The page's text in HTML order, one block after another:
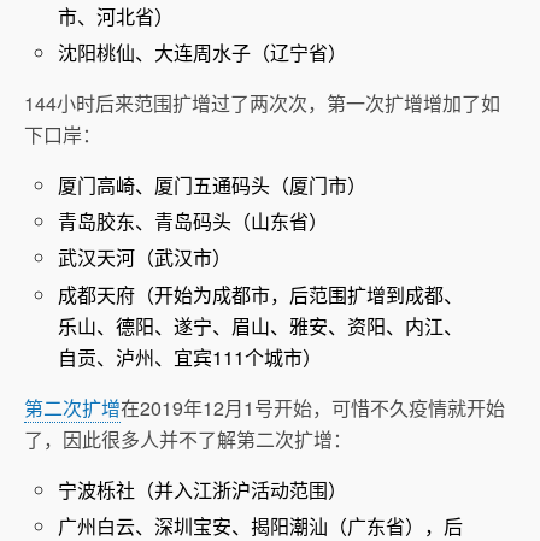
市、河北省）
沈阳桃仙、大连周水子（辽宁省）
144小时后来范围扩增过了两次次，第一次扩增增加了如
下口岸：
厦门高崎、厦门五通码头（厦门市）
青岛胶东、青岛码头（山东省）
武汉天河（武汉市）
成都天府（开始为成都市，后范围扩增到成都、
乐山、德阳、遂宁、眉山、雅安、资阳、内江、
自贡、泸州、宜宾111个城市）
第二次扩增在2019年12月1号开始，可惜不久疫情就开始
了，因此很多人并不了解第二次扩增：
宁波栎社（并入江浙沪活动范围）
广州白云、深圳宝安、揭阳潮汕（广东省），后